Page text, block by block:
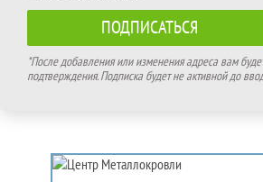
*После добавления или изменения адреса вам
подтверждения. Подписка будет не активной до